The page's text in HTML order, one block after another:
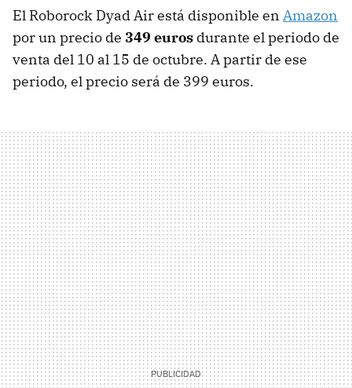
El Roborock Dyad Air está disponible en Amazon
por un precio de 349 euros durante el periodo de
venta del 10 al 15 de octubre. A partir de ese
periodo, el precio será de 399 euros.